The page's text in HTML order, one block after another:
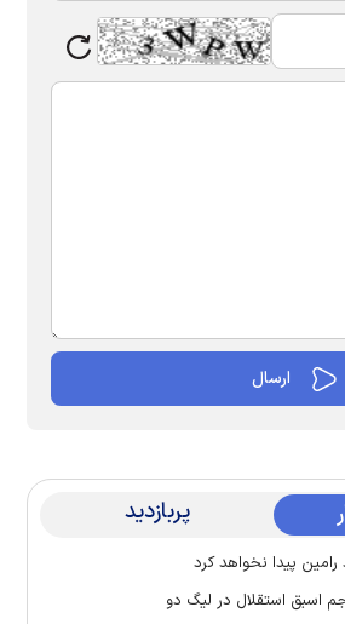
پربازدید
پیدا نخواهد کرد
اسبق استقلال در لیگ دو